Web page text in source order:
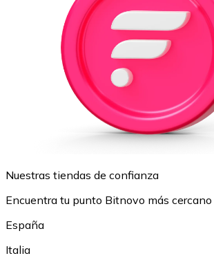
Nuestras tiendas de confianza
Encuentra tu punto Bitnovo más cercano
España
Italia